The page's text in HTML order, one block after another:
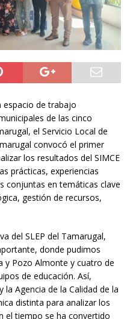
espacio de trabajo
de las cinco
el Servicio Local de
convocó el primer
los resultados del SIMCE
prácticas, experiencias
conjuntas en temáticas clave
gestión de recursos,
del SLEP del Tamarugal,
donde pudimos
y Pozo Almonte y cuatro de
de educación. Así,
Agencia de la Calidad de la
distinta para analizar los
el tiempo se ha convertido